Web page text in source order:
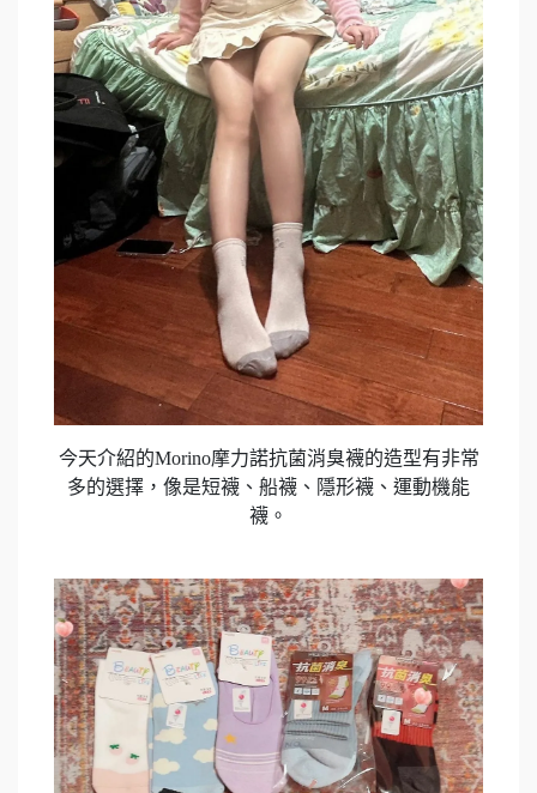
今天介紹的Morino摩力諾抗菌消臭襪的造型有非常
多的選擇，像是短襪、船襪、隱形襪、運動機能
襪。